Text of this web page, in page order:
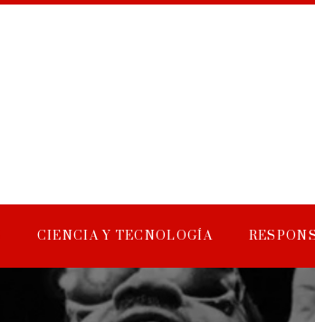
CIENCIA Y TECNOLOGÍA